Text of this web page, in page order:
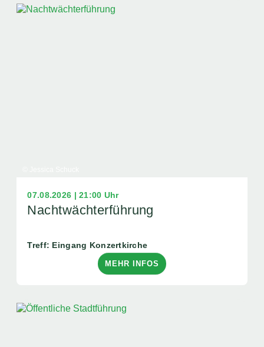
07.08.2026 | 21:00 Uhr
Nachtwächterführung
Treff: Eingang Konzertkirche
MEHR INFOS